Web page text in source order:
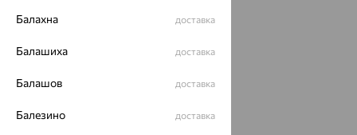
Балахна доставка
Балашиха доставка
Балашов доставка
Балезино доставка